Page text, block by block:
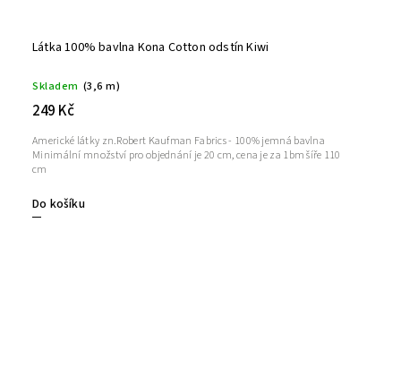
Látka 100% bavlna Kona Cotton odstín Kiwi
Skladem (3,6 m)
249 Kč
Do košíku
Americké látky zn.Robert Kaufman Fabrics - 100% jemná bavlna
Minimální množství pro objednání je 20 cm, cena je za 1bm šíře 110
cm